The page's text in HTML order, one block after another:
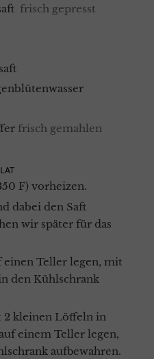
frisch gepresst
frisch gemahlen
F) vorheizen.
wir später für das
den Kühlschrank
einem Teller legen,
aufbewahren.